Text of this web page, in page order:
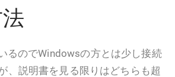
るのでWindowsの方とは少し接続
、説明書を見る限りはどちらも超